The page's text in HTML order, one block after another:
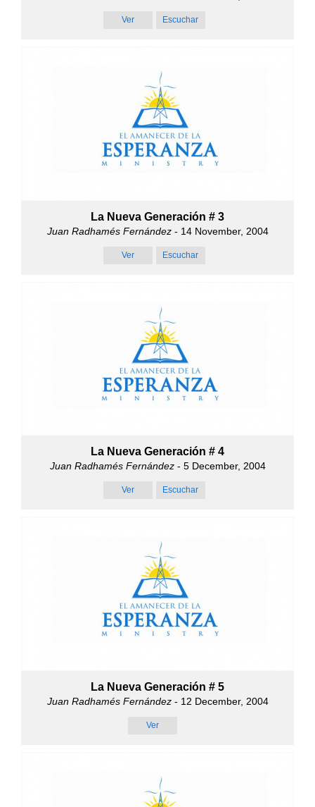
Ver Escuchar
La Nueva Generación # 3
Juan Radhamés Fernández- 14 November, 2004
Ver Escuchar
La Nueva Generación # 4
Juan Radhamés Fernández- 5 December, 2004
Ver Escuchar
La Nueva Generación # 5
Juan Radhamés Fernández- 12 December, 2004
Ver